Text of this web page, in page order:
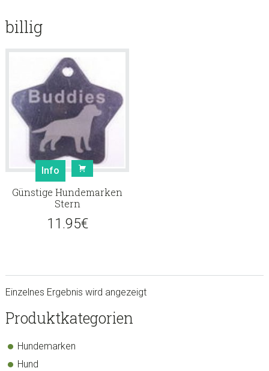
billig
Info
Günstige Hundemarken
Stern
11.95€
Einzelnes Ergebnis wird angezeigt
sidebar
Store
Produktkategorien
Hundemarken
Hund